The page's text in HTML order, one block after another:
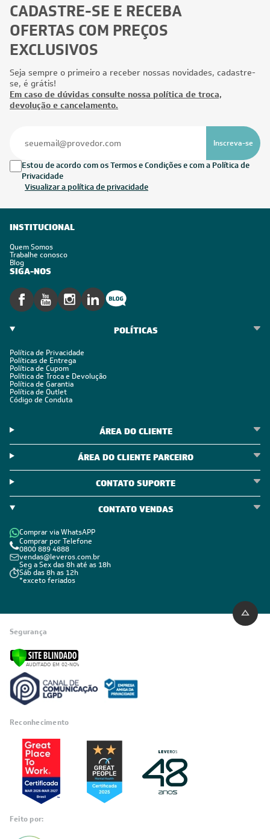
CADASTRE-SE E RECEBA
OFERTAS COM PREÇOS
EXCLUSIVOS
Seja sempre o primeiro a receber nossas novidades, cadastre-
se, é grátis!
Em caso de dúvidas consulte nossa política de troca,
devolução e cancelamento.
Inscreva-se
Estou de acordo com os Termos e Condições e com a Política de
Privacidade
Visualizar a política de privacidade
INSTITUCIONAL
Quem Somos
Trabalhe conosco
Blog
SIGA-NOS
POLÍTICAS
Política de Privacidade
Políticas de Entrega
Política de Cupom
Política de Troca e Devolução
Política de Garantia
Política de Outlet
Código de Conduta
ÁREA DO CLIENTE
ÁREA DO CLIENTE PARCEIRO
CONTATO SUPORTE
CONTATO VENDAS
Comprar via WhatsAPP
Comprar por Telefone
0800 889 4888
vendas@leveros.com.br
Seg a Sex das 8h até as 18h
Sáb das 8h as 12h
*exceto feriados
Segurança
Reconhecimento
Feito por: